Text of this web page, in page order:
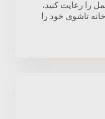
را رعایت کنید،
تاشوی خود را